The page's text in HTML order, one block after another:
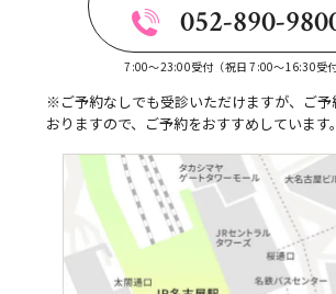
052-890-
7:00〜23:00受付（祝日 7:00〜16:30受付
※ご予約なしでも受診いただけますが、ご予
おりますので、ご予約をおすすめしています。